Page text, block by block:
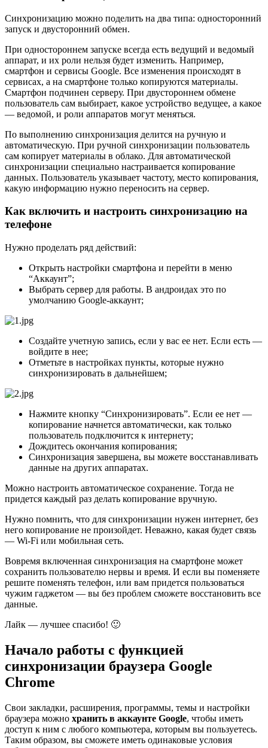
Синхронизацию можно поделить на два типа: односторонний
запуск и двусторонний обмен.
При одностороннем запуске всегда есть ведущий и ведомый
аппарат, и их роли нельзя будет изменить. Например,
смартфон и сервисы Google. Все изменения происходят в
сервисах, а на смартфоне только копируются материалы.
Смартфон подчинен серверу. При двустороннем обмене
пользователь сам выбирает, какое устройство ведущее, а какое
— ведомой, и роли аппаратов могут меняться.
По выполнению синхронизация делится на ручную и
автоматическую. При ручной синхронизации пользователь
сам копирует материалы в облако. Для автоматической
синхронизации специально настраивается копирование
данных. Пользователь указывает частоту, место копирования,
какую информацию нужно переносить на сервер.
Как включить и настроить синхронизацию на
телефоне
Нужно проделать ряд действий:
Открыть настройки смартфона и перейти в меню
“Аккаунт”;
Выбрать сервер для работы. В андроидах это по
умолчанию Google-аккаунт;
Создайте учетную запись, если у вас ее нет. Если есть —
войдите в нее;
Отметьте в настройках пункты, которые нужно
синхронизировать в дальнейшем;
Нажмите кнопку “Синхронизировать”. Если ее нет —
копирование начнется автоматически, как только
пользователь подключится к интернету;
Дождитесь окончания копирования;
Синхронизация завершена, вы можете восстанавливать
данные на других аппаратах.
Можно настроить автоматическое сохранение. Тогда не
придется каждый раз делать копирование вручную.
Нужно помнить, что для синхронизации нужен интернет, без
него копирование не произойдет. Неважно, какая будет связь
— Wi-Fi или мобильная сеть.
Вовремя включенная синхронизация на смартфоне может
сохранить пользователю нервы и время. И если вы поменяете
решите поменять телефон, или вам придется пользоваться
чужим гаджетом — вы без проблем сможете восстановить все
данные.
Лайк — лучшее спасибо! 🙂
Начало работы с функцией
синхронизации браузера Google
Chrome
Свои закладки, расширения, программы, темы и настройки
браузера можно хранить в аккаунте Google, чтобы иметь
доступ к ним с любого компьютера, которым вы пользуетесь.
Таким образом, вы сможете иметь одинаковые условия